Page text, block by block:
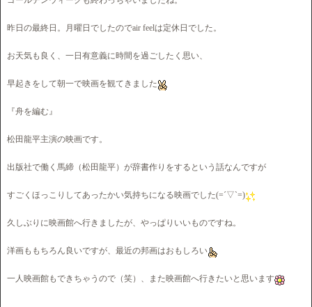
昨日の最終日。月曜日でしたのでair feelは定休日でした。
お天気も良く、一日有意義に時間を過ごしたく思い、
早起きをして朝一で映画を観てきました
『舟を編む』
松田龍平主演の映画です。
出版社で働く馬締（松田龍平）が辞書作りをするという話なんですが
すごくほっこりしてあったかい気持ちになる映画でした(=´▽`=)
久しぶりに映画館へ行きましたが、やっぱりいいものですね。
洋画ももちろん良いですが、最近の邦画はおもしろい
一人映画館もできちゃうので（笑）、また映画館へ行きたいと思います